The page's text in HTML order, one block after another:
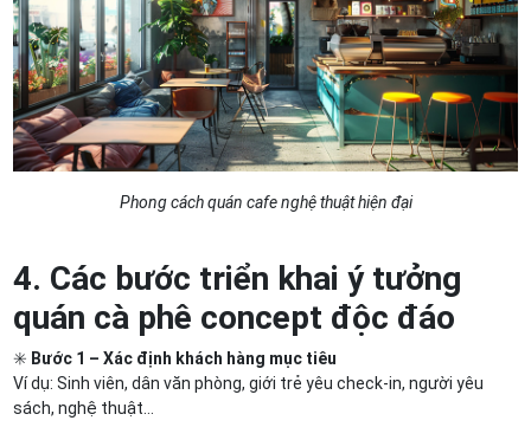
Phong cách quán cafe nghệ thuật hiện đại
4. Các bước triển khai ý tưởng
quán cà phê concept độc đáo
✳️ Bước 1 – Xác định khách hàng mục tiêu
Ví dụ: Sinh viên, dân văn phòng, giới trẻ yêu check-in, người yêu
sách, nghệ thuật…